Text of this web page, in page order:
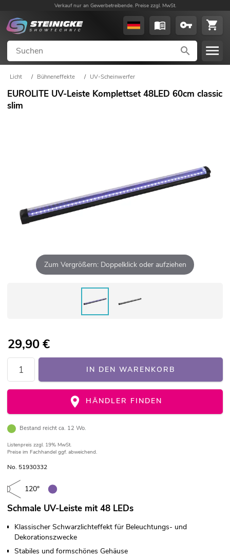
Verkauf nur an Gewerbetreibende. Preise zzgl. MwSt.
Licht / Bühneneffekte / UV-Scheinwerfer
EUROLITE UV-Leiste Komplettset 48LED 60cm classic
slim
Zum Vergrößern: Doppelklick oder aufziehen
29,90€
IN DEN WARENKORB
HÄNDLER FINDEN
Bestand reicht ca. 12 Wo.
Listenpreis zzgl. 19% MwSt.
Preise im Fachhandel ggf. abweichend.
No. 51930332
120°
Schmale UV-Leiste mit 48 LEDs
Klassischer Schwarzlichteffekt für Beleuchtungs- und
Dekorationszwecke
Stabiles und formschönes Gehäuse